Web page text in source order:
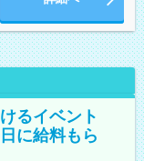
るイベント
に給料もら